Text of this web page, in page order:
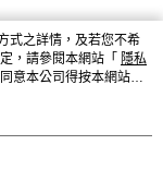
式之詳情，及若您不希
，請參閱本網站「 隱私
意本公司得按本網站使